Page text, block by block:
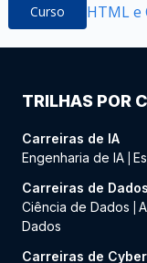
Curso HTML e
TRILHAS POR
Carreiras de IA
Engenharia de IA
Carreiras de Dados
Ciência de Dados
Dados
Carreiras de Cyber